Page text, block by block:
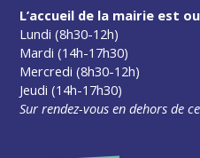
L’accueil de la mairie est
Lundi (8h30-12h)
Mardi (14h-17h30)
Mercredi (8h30-12h)
Jeudi (14h-17h30)
Sur rendez-vous en dehors de